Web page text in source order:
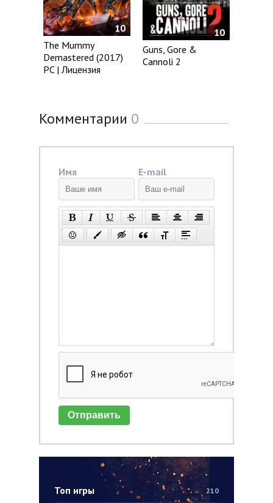
Топ игры 210
10
The Mummy
Demastered (2017)
PC | Лицензия
10
Guns, Gore &
Cannoli 2
Комментарии 0
Имя E-mail
Отправить